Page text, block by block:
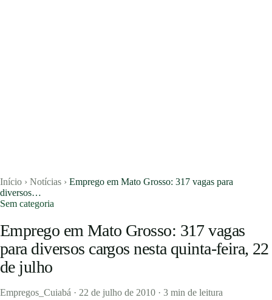
Vagas
Currículos
Notícias
Início › Notícias › Emprego em Mato Grosso: 317 vagas para
diversos…
Sem categoria
Emprego em Mato Grosso: 317 vagas
para diversos cargos nesta quinta-feira, 22
de julho
Empregos_Cuiabá · 22 de julho de 2010 · 3 min de leitura